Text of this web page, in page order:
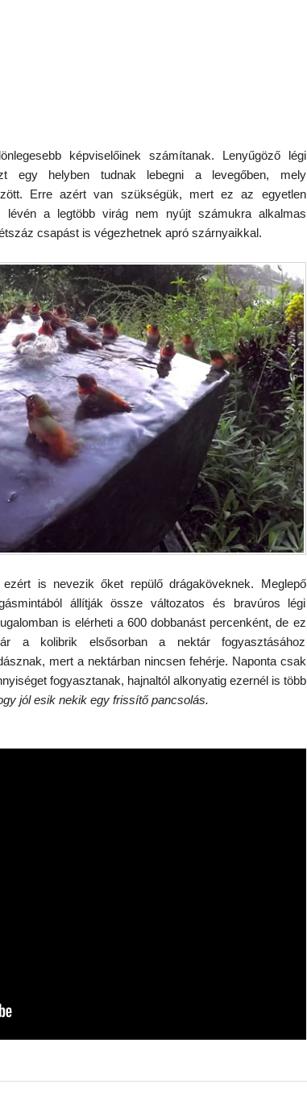
képviselőinek számítanak. Lenyűgöző légi
egy helyben tudnak lebegni a levegőben, mely
Erre azért van szükségük, mert ez az egyetlen
lévén a legtöbb virág nem nyújt számukra alkalmas
csapást is végezhetnek apró szárnyaikkal.
is nevezik őket repülő drágaköveknek. Meglepő
állítják össze változatos és bravúros légi
is elérheti a 600 dobbanást percenként, de ez
a kolibrik elsősorban a nektár fogyasztásához
mert a nektárban nincsen fehérje. Naponta csak
fogyasztanak, hajnaltól alkonyatig ezernél is több
jól esik nekik egy frissítő pancsolás.